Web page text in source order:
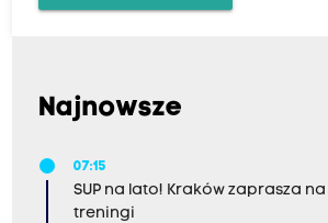
Najnowsze
07:15
SUP na lato! Kraków zaprasza
treningi